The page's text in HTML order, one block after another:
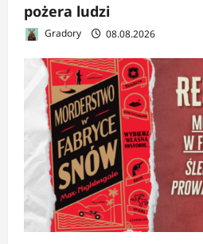
pożera ludzi
Gradory 08.08.2026